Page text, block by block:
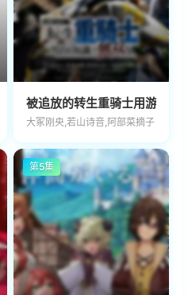
被追放的转生重骑士用游戏知
大冢刚央,若山诗音,阿部菜摘子
第5集